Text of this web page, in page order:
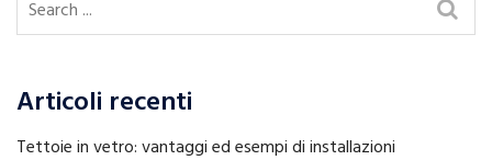
Articoli recenti
Tettoie in vetro: vantaggi ed esempi di installazioni